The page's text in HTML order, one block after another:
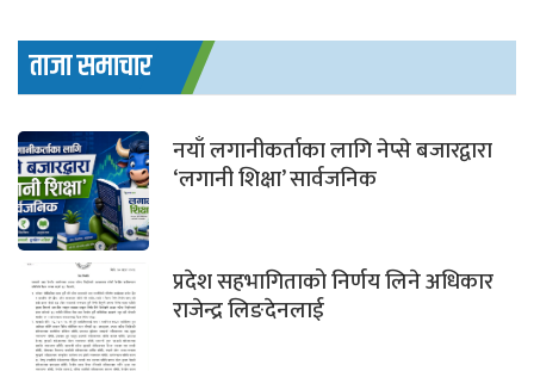
ताजा समाचार
नयाँ लगानीकर्ताका लागि नेप्से बजारद्वारा
‘लगानी शिक्षा’ सार्वजनिक
प्रदेश सहभागिताको निर्णय लिने अधिकार
राजेन्द्र लिङदेनलाई